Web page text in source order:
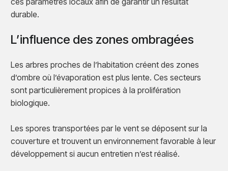
durable.
L’influence des zones ombragées
Les arbres proches de l’habitation créent des zones
d’ombre où l’évaporation est plus lente. Ces secteurs
sont particulièrement propices à la prolifération
biologique.
Les spores transportées par le vent se déposent sur la
couverture et trouvent un environnement favorable à leur
développement si aucun entretien n’est réalisé.